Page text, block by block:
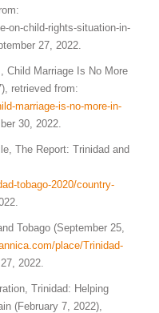
on-child-rights-situation-in-
27, 2022.
Child Marriage Is No More
retrieved from:
marriage-is-no-more-in-
30, 2022.
The Report: Trinidad and
tobago-2020/country-
Tobago (September 25,
place/Trinidad-
2022.
Trinidad: Helping
(February 7, 2022),